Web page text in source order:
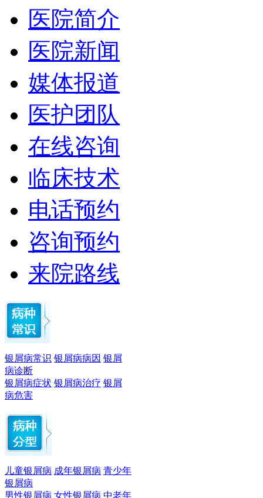
医院简介
医院新闻
媒体报道
医护团队
在线咨询
临床技术
电话预约
咨询预约
来院路线
银屑病常识 银屑病病因 银屑
病诊断
银屑病症状 银屑病治疗 银屑
病危害
儿童银屑病 成年银屑病 青少年
银屑病
男性银屑病 女性银屑病 中老年